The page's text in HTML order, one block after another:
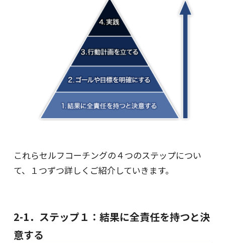
これらセルフコーチングの４つのステップについ
て、１つずつ詳しくご紹介していきます。
2-1．ステップ１：結果に全責任を持つと決
意する